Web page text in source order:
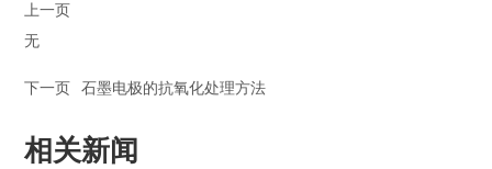
上一页
无
下一页 石墨电极的抗氧化处理方法
相关新闻